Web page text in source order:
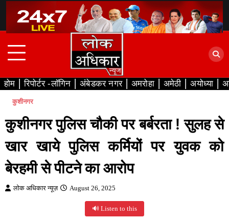
content
होम रिपोर्टर -लॉगिन अंबेडकर नगर अमरोहा अमेठी अयोध्या
कुशीनगर
कुशीनगर पुलिस चौकी पर बर्बरता ! सुलह से
खार खाये पुलिस कर्मियों पर युवक को
बेरहमी से पीटने का आरोप
लोक अधिकार न्यूज़ August 26, 2025
🔊 Listen to this